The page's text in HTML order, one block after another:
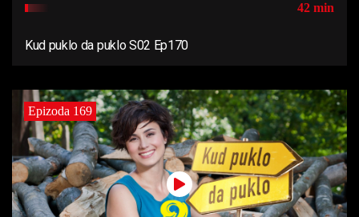
42 min
Kud puklo da puklo S02 Ep170
Epizoda 169